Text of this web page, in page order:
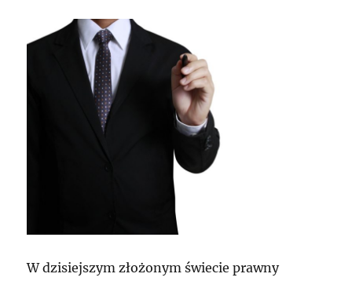
W dzisiejszym złożonym świecie prawny